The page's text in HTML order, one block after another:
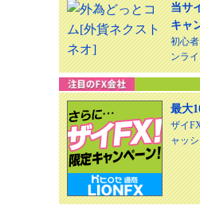
当サ
キャ
初心
ンラ
最大
ザイ
ャッ